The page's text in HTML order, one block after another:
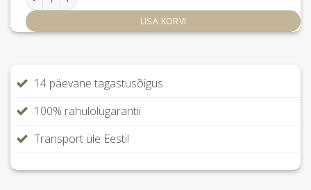
LISA KORVI
14 päevane tagastusõigus
100% rahulolugarantii
Transport üle Eesti!